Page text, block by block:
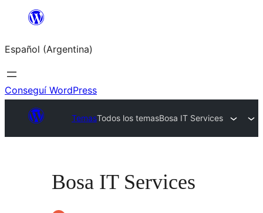
Saltar
contenido
Español (Argentina)
Conseguí WordPress
TemasTodos los temasBosa IT Services
Bosa IT Services